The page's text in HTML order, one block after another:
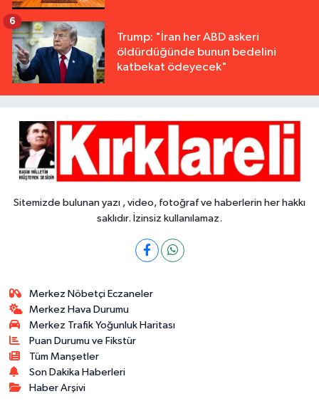
Trump: "İran her ABD askeri
öldürdüğünde bunun bedelini
katbekat ödeyecek"
6
Sitemizde bulunan yazı , video, fotoğraf ve haberlerin her hakkı
saklıdır. İzinsiz kullanılamaz.
Merkez Nöbetçi Eczaneler
Merkez Hava Durumu
Merkez Trafik Yoğunluk Haritası
Puan Durumu ve Fikstür
Tüm Manşetler
Son Dakika Haberleri
Haber Arşivi